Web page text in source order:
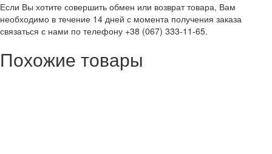
Если Вы хотите совершить обмен или возврат товара, Вам
необходимо в течение 14 дней с момента получения заказа
связаться с нами по телефону +38 (067) 333-11-65.
Похожие товары